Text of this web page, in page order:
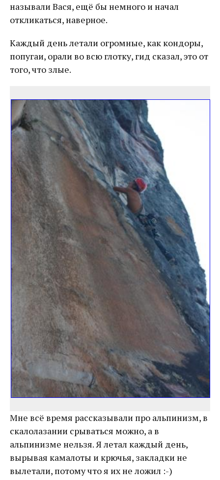
называли Вася, ещё бы немного и начал
откликаться, наверное.
Каждый день летали огромные, как кондоры,
попугаи, орали во всю глотку, гид сказал, это от
того, что злые.
Мне всё время рассказывали про альпинизм, в
скалолазании срываться можно, а в
альпинизме нельзя. Я летал каждый день,
вырывая камалоты и крючья, закладки не
вылетали, потому что я их не ложил :-)